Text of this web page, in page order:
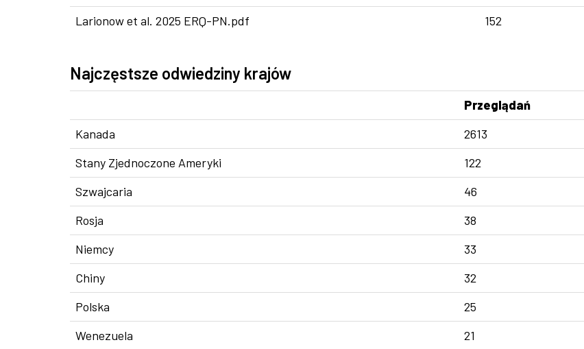
Larionow et al. 2025 ERQ-PN.pdf
152
Najczęstsze odwiedziny krajów
Przeglądań
Kanada
2613
Stany Zjednoczone Ameryki
122
Szwajcaria
46
Rosja
38
Niemcy
33
Chiny
32
Polska
25
Wenezuela
21